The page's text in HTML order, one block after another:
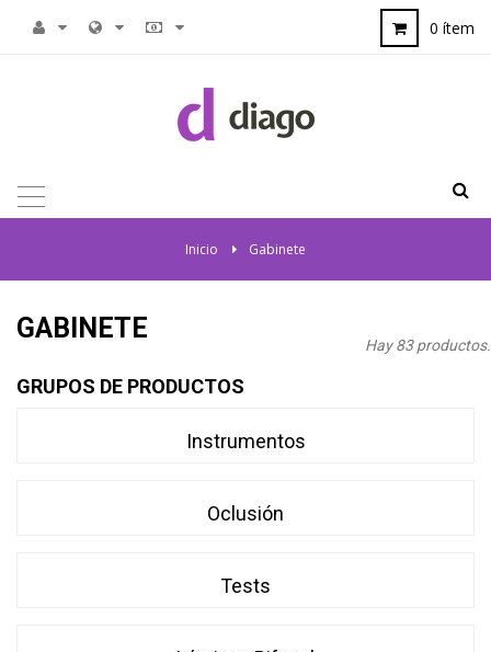
0 ítem
NAVEGACIÓN
TOGGLE
Inicio > Gabinete
GABINETE
Hay 83 productos.
GRUPOS DE PRODUCTOS
Instrumentos
Oclusión
Tests